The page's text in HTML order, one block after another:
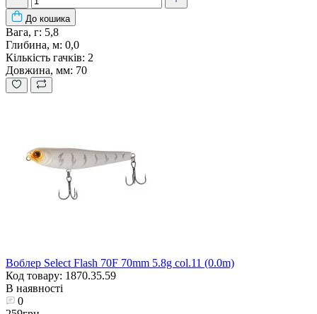
До кошика
Вага, г: 5,8
Глибина, м: 0,0
Кількість гачків: 2
Довжина, мм: 70
Воблер Select Flash 70F 70mm 5.8g col.11 (0.0m)
Код товару: 1870.35.59
В наявності
0